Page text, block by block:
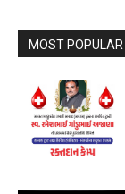
MOST POPULAR